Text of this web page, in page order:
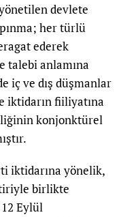
devlete
her türlü
ederek
talebi anlamına
iç ve dış düşmanlar
iktidarın fiiliyatına
konjonktürel
iktidarına yönelik,
birlikte
Eylül